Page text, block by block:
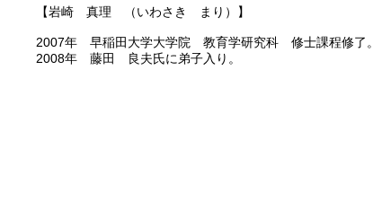
【岩崎 真理 （いわさき まり）】
2007年 早稲田大学大学院 教育学研究科 修士課程修了。
2008年 藤田 良夫氏に弟子入り。